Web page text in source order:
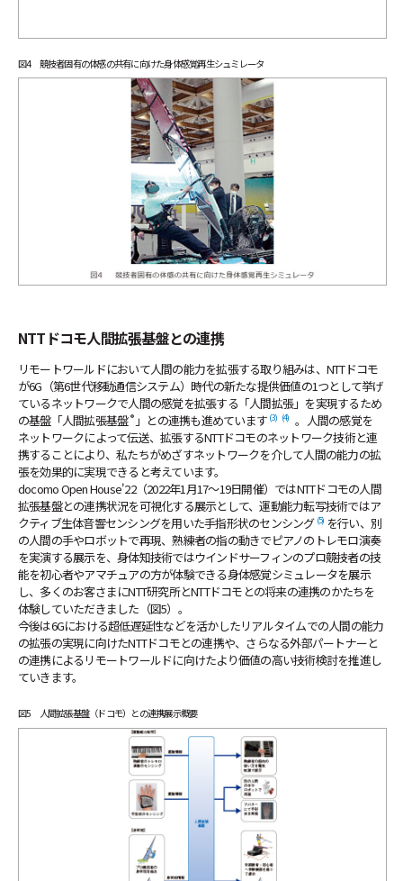
図4 競技者固有の体感の共有に向けた身体感覚再生シュミレータ
NTTドコモ人間拡張基盤との連携
リモートワールドにおいて人間の能力を拡張する取り組みは、NTTドコモ
が6G（第6世代移動通信システム）時代の新たな提供価値の1つとして挙げ
ているネットワークで人間の感覚を拡張する「人間拡張」を実現するため
の基盤「人間拡張基盤® 」との連携も進めています (3) (4) 。人間の感覚を
ネットワークによって伝送、拡張するNTTドコモのネットワーク技術と連
携することにより、私たちがめざすネットワークを介して人間の能力の拡
張を効果的に実現できると考えています。
docomo Open House'22（2022年1月17〜19日開催）ではNTTドコモの人間
拡張基盤との連携状況を可視化する展示として、運動能力転写技術ではア
クティブ生体音響センシングを用いた手指形状のセンシング (5) を行い、別
の人間の手やロボットで再現、熟練者の指の動きでピアノのトレモロ演奏
を実演する展示を、身体知技術ではウインドサーフィンのプロ競技者の技
能を初心者やアマチュアの方が体験できる身体感覚シミュレータを展示
し、多くのお客さまにNTT研究所とNTTドコモとの将来の連携のかたちを
体験していただきました（図5）。
今後は6Gにおける超低遅延性などを活かしたリアルタイムでの人間の能力
の拡張の実現に向けたNTTドコモとの連携や、さらなる外部パートナーと
の連携によるリモートワールドに向けたより価値の高い技術検討を推進し
ていきます。
図5 人間拡張基盤（ドコモ）との連携展示概要